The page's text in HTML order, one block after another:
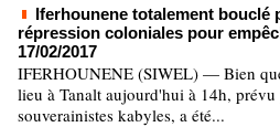
Iferhounene totalement bouclé
répression coloniales pour
17/02/2017
IFERHOUNENE (SIWEL) — Bien
lieu à Tanalt aujourd'hui à 14h,
souverainistes kabyles, a été...